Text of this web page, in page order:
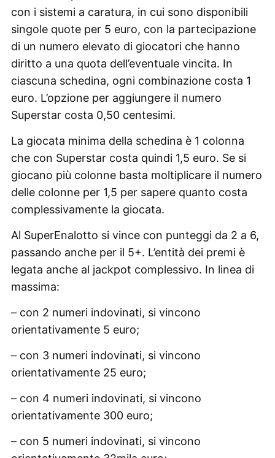
con i sistemi a caratura, in cui sono disponibili
singole quote per 5 euro, con la partecipazione
di un numero elevato di giocatori che hanno
diritto a una quota dell’eventuale vincita. In
ciascuna schedina, ogni combinazione costa 1
euro. L’opzione per aggiungere il numero
Superstar costa 0,50 centesimi.
La giocata minima della schedina è 1 colonna
che con Superstar costa quindi 1,5 euro. Se si
giocano più colonne basta moltiplicare il numero
delle colonne per 1,5 per sapere quanto costa
complessivamente la giocata.
Al SuperEnalotto si vince con punteggi da 2 a 6,
passando anche per il 5+. L’entità dei premi è
legata anche al jackpot complessivo. In linea di
massima:
– con 2 numeri indovinati, si vincono
orientativamente 5 euro;
– con 3 numeri indovinati, si vincono
orientativamente 25 euro;
– con 4 numeri indovinati, si vincono
orientativamente 300 euro;
– con 5 numeri indovinati, si vincono